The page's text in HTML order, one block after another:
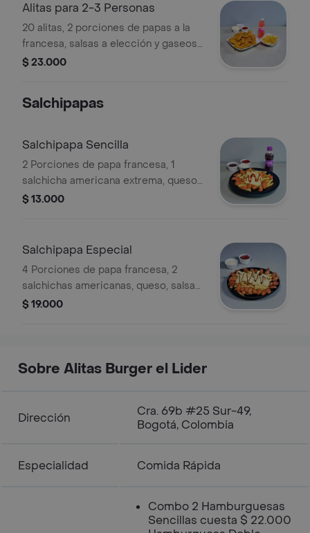
Alitas para 2-3 Personas
20 alitas, 2 porciones de papas a la
francesa, salsas a elección y gaseosa
de 250 ml gratis.
$ 23.000
Salchipapas
Salchipapa Sencilla
2 Porciones de papa francesa, 1
salchicha americana extrema, queso y
salsas , gaseosa 250 gratis
$ 13.000
Salchipapa Especial
4 Porciones de papa francesa, 2
salchichas americanas, queso, salsas,
, gaseosa 250 gratis
$ 19.000
Sobre Alitas Burger el Lider
Dirección
Cra. 69b #25 Sur-49,
Bogotá, Colombia
Especialidad Comida Rápida
Combo 2 Hamburguesas
Sencillas cuesta $ 22.000